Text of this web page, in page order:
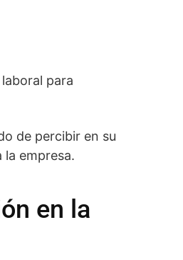
para
de percibir en su
empresa.
en la